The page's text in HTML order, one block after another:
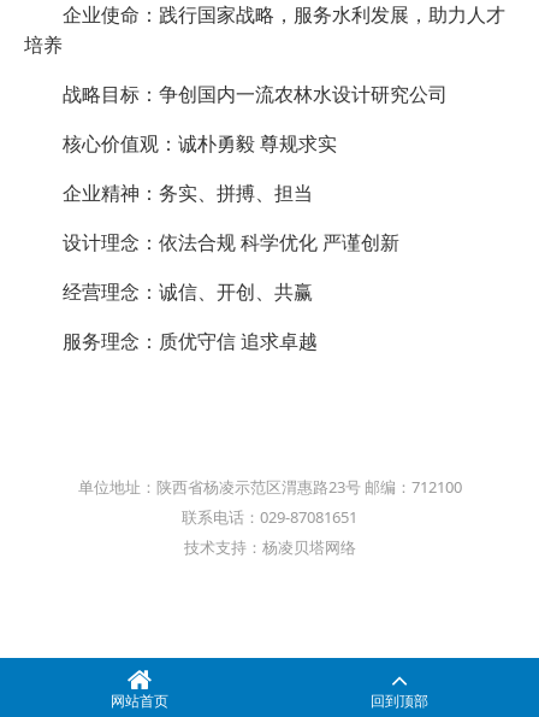
企业使命：践行国家战略，服务水利发展，助力人才
培养
战略目标：争创国内一流农林水设计研究公司
核心价值观：诚朴勇毅 尊规求实
企业精神：务实、拼搏、担当
设计理念：依法合规 科学优化 严谨创新
经营理念：诚信、开创、共赢
服务理念：质优守信 追求卓越
单位地址：陕西省杨凌示范区渭惠路23号 邮编：712100
联系电话：029-87081651
技术支持：杨凌贝塔网络
网站首页 回到顶部